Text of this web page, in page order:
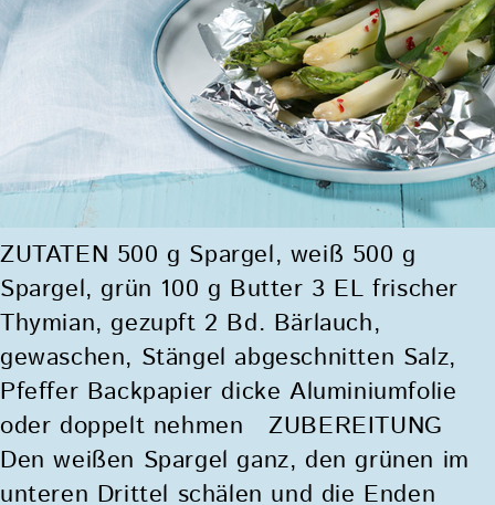
ZUTATEN 500 g Spargel, weiß 500 g
Spargel, grün 100 g Butter 3 EL frischer
Thymian, gezupft 2 Bd. Bärlauch,
gewaschen, Stängel abgeschnitten Salz,
Pfeffer Backpapier dicke Aluminiumfolie
oder doppelt nehmen ZUBEREITUNG
Den weißen Spargel ganz, den grünen im
unteren Drittel schälen und die Enden